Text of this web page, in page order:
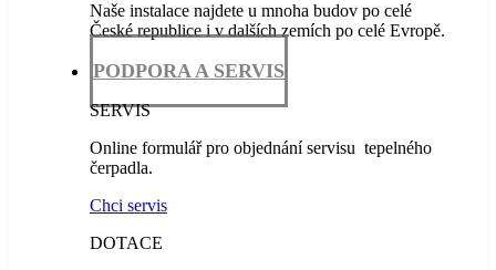
Naše instalace najdete u mnoha budov po celé
České republice i v dalších zemích po celé Evropě.
PODPORA A SERVIS
SERVIS
Online formulář pro objednání servisu tepelného
čerpadla.
Chci servis
DOTACE